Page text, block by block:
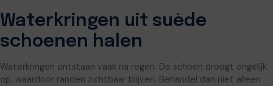
Waterkringen uit suède
schoenen halen
Waterkringen ontstaan vaak na regen. De schoen droogt ongelijk
op, waardoor randen zichtbaar blijven. Behandel dan niet alleen